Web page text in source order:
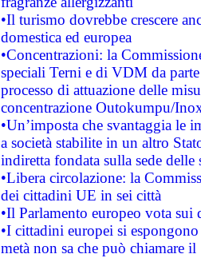
•Il turismo dovrebbe crescere
domestica ed europea
•Concentrazioni: la
speciali Terni e di VDM da
processo di attuazione delle
concentrazione Outokumpu/
•Un’imposta che svantaggia le
a società stabilite in un altro
indiretta fondata sulla sede delle
•Libera circolazione: la
dei cittadini UE in sei città
•Il Parlamento europeo vota sui
•I cittadini europei si
metà non sa che può chiamare